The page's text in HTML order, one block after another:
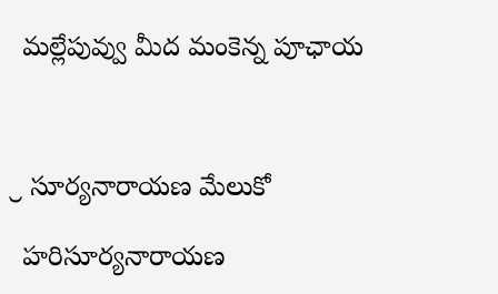
మల్లేపువ్వు మీద మంకెన్న పూఛాయ
శ్రీ సూర్యనారాయణ మేలుకో
హరిసూర్యనారాయణ